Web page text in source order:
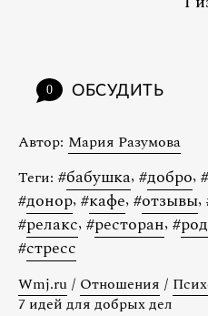
0 ОБСУДИТЬ
Автор: Мария Разумова
Теги: #бабушка, #добро, #
#донор, #кафе, #отзывы,
#релакс, #ресторан, #
#стресс
Wmj.ru / Отношения /
7 идей для добрых дел